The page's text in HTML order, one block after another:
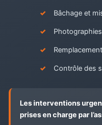
Bâchage et
Contrôle des
Les interventions
prises en charge par